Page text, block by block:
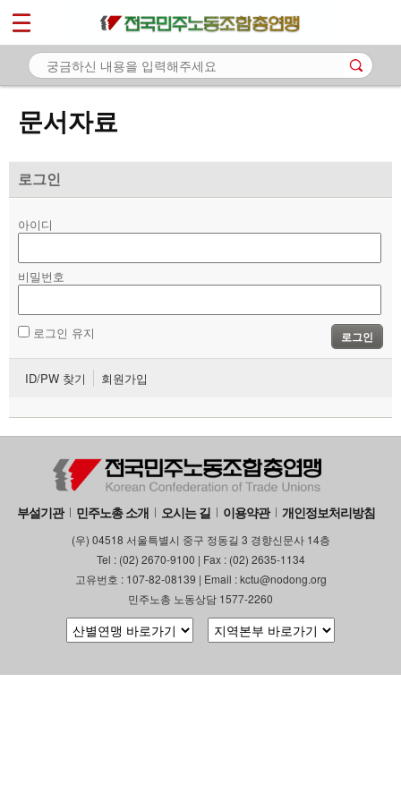
문서자료
로그인
아이디
비밀번호
로그인 유지 로그인
ID/PW 찾기 회원가입
부설기관 민주노총 소개 오시는 길 이용약관 개인정보처리방침
(우) 04518 서울특별시 중구 정동길 3 경향신문사 14층
Tel : (02) 2670-9100 | Fax : (02) 2635-1134
고유번호 : 107-82-08139 | Email : kctu@nodong.org
민주노총 노동상담 1577-2260
마이페이지
소개
노동상담
자료
- 미디어자료
- 카드뉴스
부설기관